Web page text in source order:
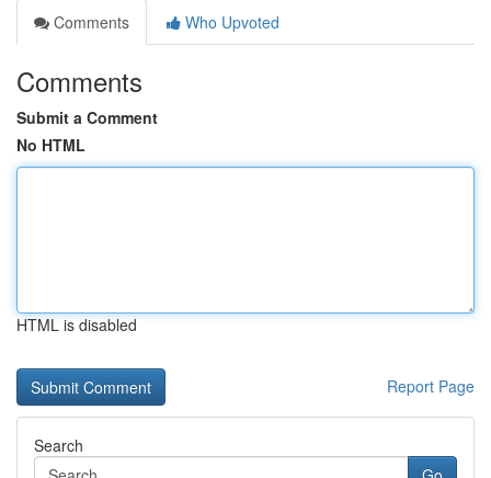
Comments
Who Upvoted
Comments
Submit a Comment
No HTML
HTML is disabled
Report Page
Search